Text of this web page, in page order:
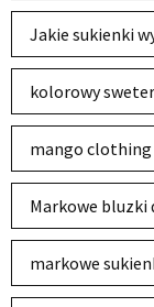
Jakie sukienki
kolorowy
mango
Markowe bluzki
markowe